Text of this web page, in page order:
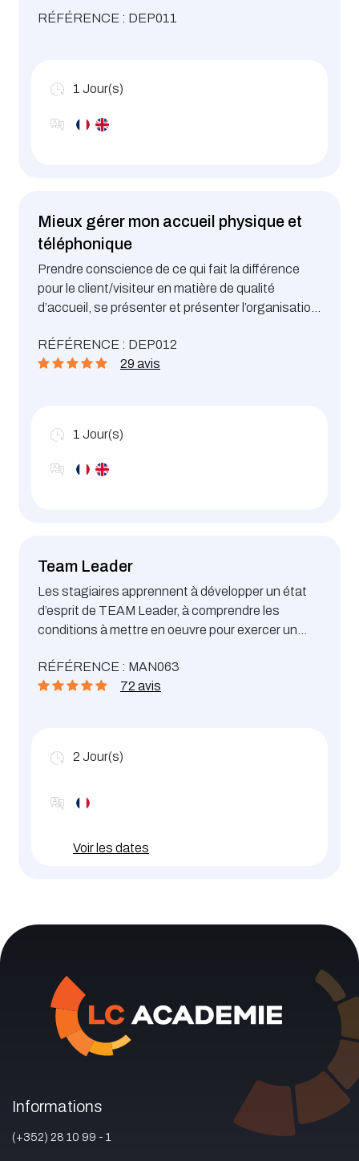
RÉFÉRENCE : DEP011
1 Jour(s)
Mieux gérer mon accueil physique et
téléphonique
Prendre conscience de ce qui fait la différence
pour le client/visiteur en matière de qualité
d’accueil, se présenter et présenter l’organisation
téléphone...
RÉFÉRENCE : DEP012
29 avis
1 Jour(s)
Team Leader
Les stagiaires apprennent à développer un état
d’esprit de TEAM Leader, à comprendre les
conditions à mettre en oeuvre pour exercer un
apprendre et acquérir de nouvelles compétences
et capacités managériales qui font la différence
à gérer les situations difficiles, critiques ou
RÉFÉRENCE : MAN063
72 avis
2 Jour(s)
Voir les dates
Informations
(+352) 28 10 99 - 1